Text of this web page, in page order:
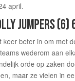
april.
JUMPERS
keer beter in om met
wederom aan
orde op zaken
maar ze vielen in